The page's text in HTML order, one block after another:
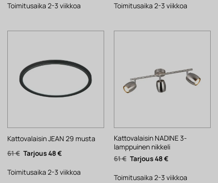
178 €. 139 €.
Toimitusaika 2-3 viikkoa 34 €. 27 €.
Toimitusaika 2-3 viikkoa
Kattovalaisin JEAN 29 musta
61€ Alkuperäinen
hinta
61 €.
48€Nykyinen
48 €.
Toimitusaika 2-3 viikkoa
Kattovalaisin NADINE 3-
lamppuinen nikkeli
61€ Alkuperäinen
hinta
61 €.
48€Nykyinen
48 €.
Toimitusaika 2-3 viikkoa